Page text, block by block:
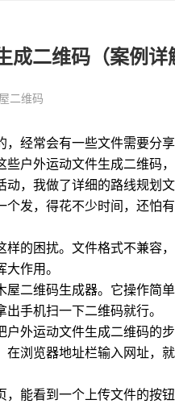
成二维码（案例详
二维码
经常会有一些文件需要分
户外运动文件生成二维码
，我做了详细的路线规划
发，得花不少时间，还怕
的困扰。文件格式不兼容
作用。
二维码生成器。它操作简
手机扫一下二维码就行。
外运动文件生成二维码的步
浏览器地址栏输入网址，
能看到一个上传文件的按